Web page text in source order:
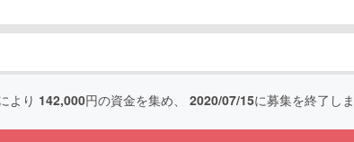
より 142,000円の資金を集め、 2020/07/15に募集を終了し